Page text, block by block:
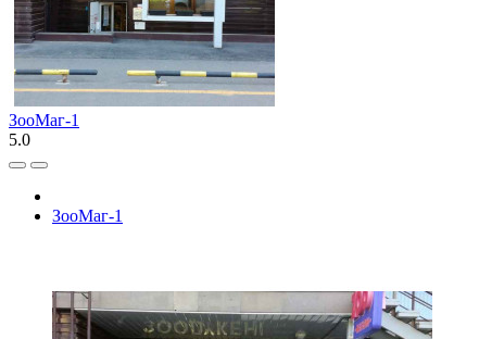
ЗооМаг-1
5.0
ЗооМаг-1